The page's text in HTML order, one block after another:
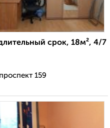
срок, 18м², 4/7
159